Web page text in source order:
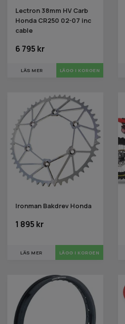
Lectron 38mm HV Carb
Honda CR250 02-07 inc
cable
6 795 kr
LÄS MER
Ironman Bakdrev Honda
1 895 kr
LÄS MER LÄGG I KORGEN